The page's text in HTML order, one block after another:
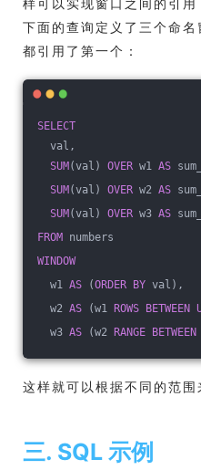
样可以实现窗口之间的引用
下面的查询定义了三个命
都引用了第一个：
SELECT
val,
SUM (val) OVER w1 AS
SUM (val) OVER w2 AS
SUM (val) OVER w3 AS
FROM numbers
WINDOW
w1 AS (ORDER BY val),
w2 AS (w1 ROWS BETWEEN
w3 AS (w2 RANGE BETWEEN
这样就可以根据不同的范围
三. SQL 示例